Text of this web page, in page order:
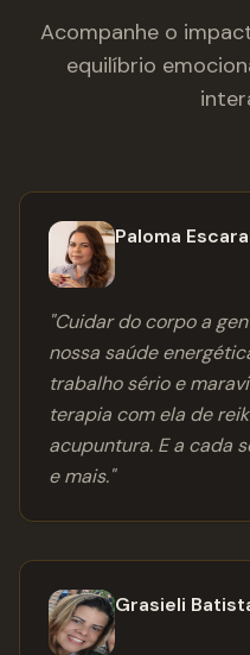
Acompanhe o
equilíbrio
Paloma
"Cuidar do corpo a
nossa saúde
trabalho sério e
terapia com ela de
acupuntura. E a cada
e mais."
Grasieli